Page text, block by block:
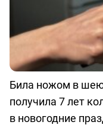
Била ножом в
получила 7 лет
в новогодние